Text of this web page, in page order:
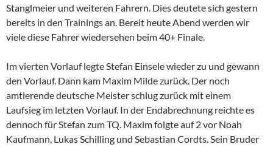
Stanglmeier und weiteren Fahrern. Dies deutete sich gestern
bereits in den Trainings an. Bereit heute Abend werden wir
viele diese Fahrer wiedersehen beim 40+ Finale.
Im vierten Vorlauf legte Stefan Einsele wieder zu und gewann
den Vorlauf. Dann kam Maxim Milde zurück. Der noch
amtierende deutsche Meister schlug zurück mit einem
Laufsieg im letzten Vorlauf. In der Endabrechnung reichte es
dennoch für Stefan zum TQ. Maxim folgte auf 2 vor Noah
Kaufmann, Lukas Schilling und Sebastian Cordts. Sein Bruder